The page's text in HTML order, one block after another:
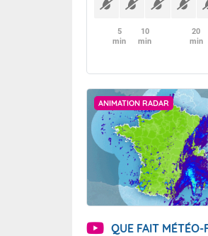
5
min
10
min
20
min
ANIMATION RADAR
QUE FAIT MÉTÉO-